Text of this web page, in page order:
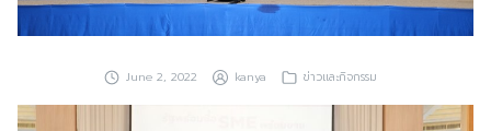
ประชาสัมพันธ์ผ่านสื่อออฟไลน์และสื่อออนไลน์
ผลงานของเรา
ผลิตสิ่งพิมพ์และที่เกี่ยวข้อง
June 2, 2022 kanya ข่าวและกิจกรรม